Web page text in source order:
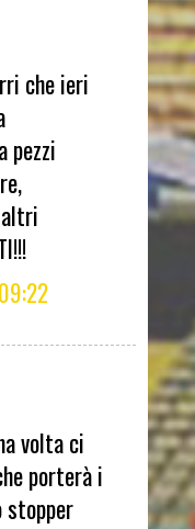
che ieri
pezzi
volta ci
porterà i